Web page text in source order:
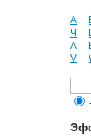
А
Ч
A
V